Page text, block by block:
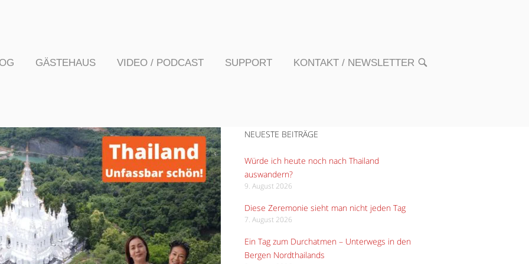
GÄSTEHAUS VIDEO / PODCAST SUPPORT KONTAKT / NEWSLETTER OPEN
NEUESTE BEITRÄGE
Würde ich heute noch nach Thailand
auswandern?
9. August 2026
Diese Zeremonie sieht man nicht jeden Tag
7. August 2026
Ein Tag zum Durchatmen – Unterwegs in den
Bergen Nordthailands